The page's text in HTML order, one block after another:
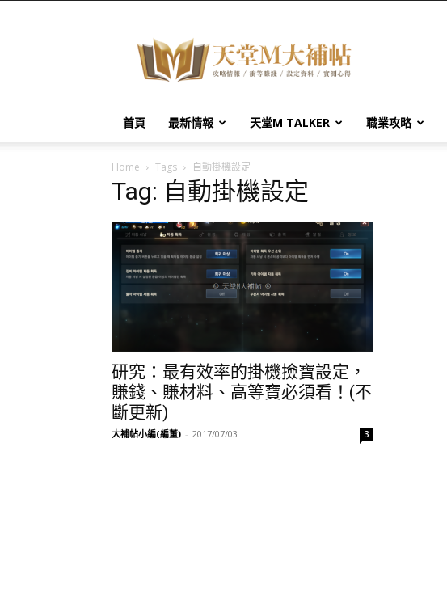
堂
M
大
帖
首頁 最新情報 天堂M TALKER 職業攻略
Home Tags 自動掛機設定
Tag: 自動掛機設定
研究：最有效率的掛機撿寶設定，
賺錢、賺材料、高等寶必須看！(不
斷更新)
大補帖小編(編董) - 2017/07/03 3